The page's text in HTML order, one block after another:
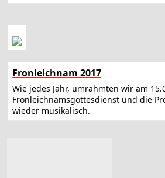
Fronleichnam 2017
Wie jedes Jahr, umrahmten wir am
Fronleichnamsgottesdienst und die
wieder musikalisch.